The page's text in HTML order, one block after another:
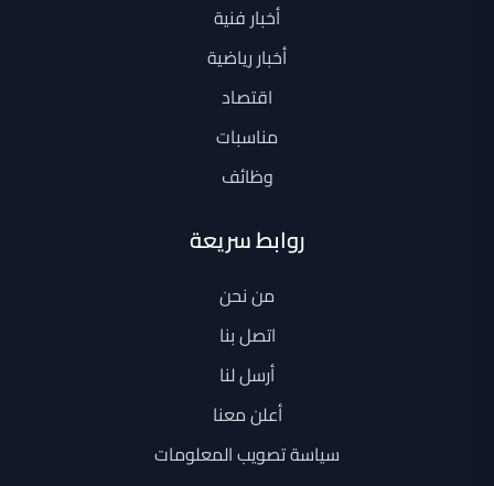
أخبار فنية
أخبار رياضية
اقتصاد
مناسبات
وظائف
روابط سريعة
من نحن
اتصل بنا
أرسل لنا
أعلن معنا
سياسة تصويب المعلومات